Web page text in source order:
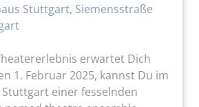
Stuttgart, Siemensstraße
erwartet Dich
1. Februar 2025, kannst Du im
einer fesselnden